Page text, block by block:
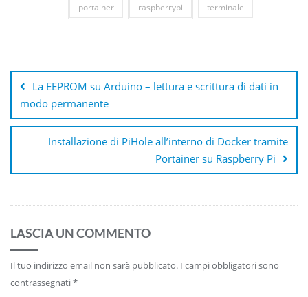
portainer raspberrypi terminale
articoli
La EEPROM su Arduino – lettura e scrittura di dati in
modo permanente
Installazione di PiHole all’interno di Docker tramite
Portainer su Raspberry Pi
LASCIA UN COMMENTO
Il tuo indirizzo email non sarà pubblicato. I campi obbligatori sono
contrassegnati*